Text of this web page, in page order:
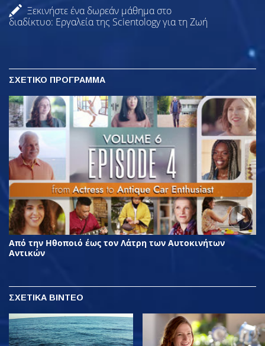
Ξεκινήστε ένα δωρεάν μάθημα στο
διαδίκτυο: Εργαλεία της Scientology για τη Ζωή
ΣΧΕΤΙΚΟ ΠΡΟΓΡΑΜΜΑ
Από την Ηθοποιό έως τον Λάτρη των Αυτοκινήτων
Αντικών
ΣΧΕΤΙΚΑ ΒΙΝΤΕΟ